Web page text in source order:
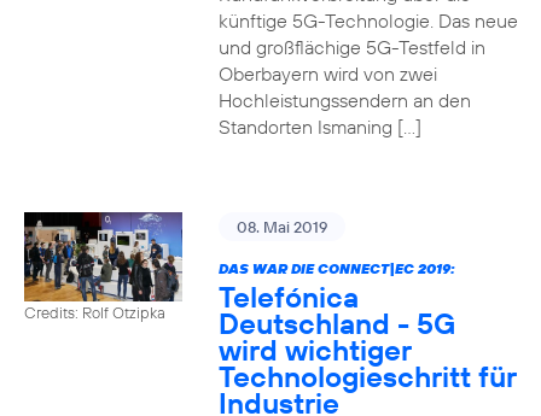
künftige 5G-Technologie. Das neue
und großflächige 5G-Testfeld in
Oberbayern wird von zwei
Hochleistungssendern an den
Standorten Ismaning […]
Credits: Rolf Otzipka
08. Mai 2019
DAS WAR DIE CONNECT|EC 2019:
Telefónica
Deutschland - 5G
wird wichtiger
Technologieschritt für
Industrie